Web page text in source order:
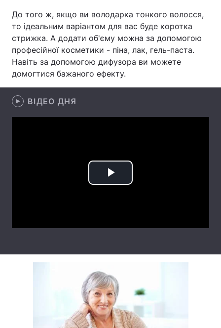
Здоров'я Туризм
Цікавинки Погода
Екологія Регіони
До того ж, якщо ви володарка тонкого волосся,
то ідеальним варіантом для вас буде коротка
стрижка. А додати об'єму можна за допомогою
професійної косметики - піна, лак, гель-паста.
Навіть за допомогою дифузора ви можете
домогтися бажаного ефекту.
ВІДЕО ДНЯ
Play